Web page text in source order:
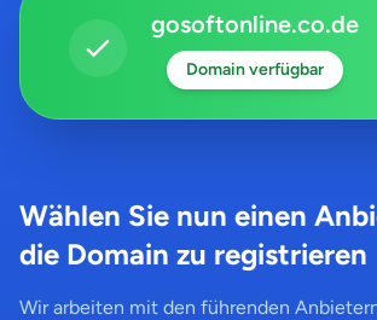
gosoftonline.co.de
Domain verfügbar
Wählen Sie nun einen
die Domain zu registrieren
Wir arbeiten mit den führenden